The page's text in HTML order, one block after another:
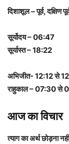
दिशाशूल – पूर्व, दक्षिण
सूर्योदय – 06:47
सूर्यास्त – 18:22
अभिजीत- 12:12 से
राहुकाल – 07:30 से
आज का विचार
त्याग का अर्थ छोड़ना